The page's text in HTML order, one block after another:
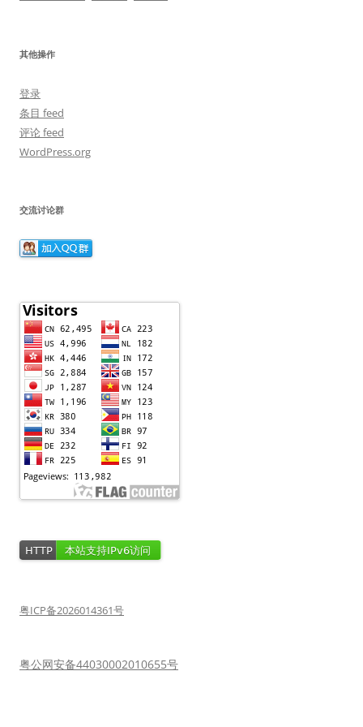
其他操作
登录
条目 feed
评论 feed
WordPress.org
交流讨论群
粤ICP备2026014361号
粤公网安备44030002010655号